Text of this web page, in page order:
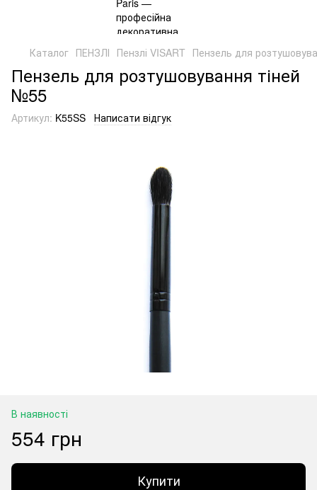
Каталог ПЕНЗЛІ Пензлі VISART Пензель для
Пензель для розтушовування тіней
№55
Артикул: K55SS Написати відгук
В наявності
554 грн
Купити